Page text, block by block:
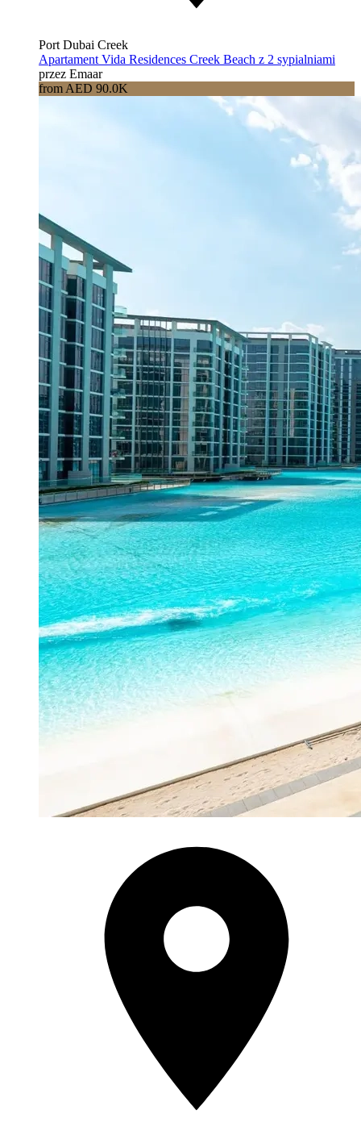
Port Dubai Creek
Apartament Vida Residences Creek Beach z 2 sypialniami
przez Emaar
from AED 90.0K